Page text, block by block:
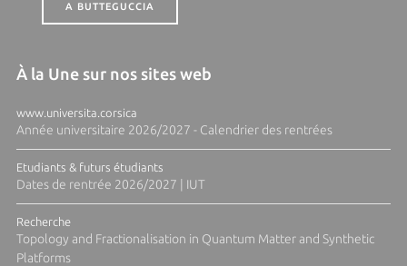
A BUTTEGUCCIA
À la Une sur nos sites web
www.universita.corsica
Année universitaire 2026/2027 - Calendrier des rentrées
Etudiants & futurs étudiants
Dates de rentrée 2026/2027 | IUT
Recherche
Topology and Fractionalisation in Quantum Matter and Synthetic
Platforms